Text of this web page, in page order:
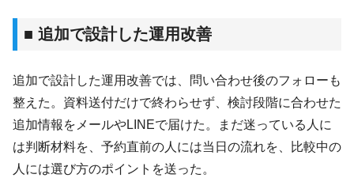
■ 追加で設計した運用改善
追加で設計した運用改善では、問い合わせ後のフォローも
整えた。資料送付だけで終わらせず、検討段階に合わせた
追加情報をメールやLINEで届けた。まだ迷っている人に
は判断材料を、予約直前の人には当日の流れを、比較中の
人には選び方のポイントを送った。